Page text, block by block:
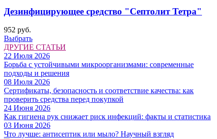
Дезинфицирующее средство "Септолит Тетра"
952 руб.
Выбрать
ДРУГИЕ СТАТЬИ
22 Июля 2026
Борьба с устойчивыми микроорганизмами: современные
подходы и решения
08 Июля 2026
Сертификаты, безопасность и соответствие качества: как
проверить средства перед покупкой
24 Июня 2026
Как гигиена рук снижает риск инфекций: факты и статистика
03 Июня 2026
Что лучше: антисептик или мыло? Научный взгляд